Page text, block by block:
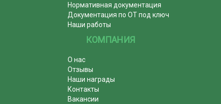
Нормативная документация
Документация по ОТ под ключ
Наши работы
КОМПАНИЯ
О нас
Отзывы
Наши награды
Контакты
Вакансии